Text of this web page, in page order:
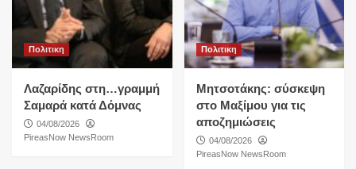
Πολιτικη
Λαζαρίδης στη…γραμμή
Σαμαρά κατά Δόμνας
04/08/2026
PireasNow NewsRoom
Πολιτικη
Μητσοτάκης: σύσκεψη
στο Μαξίμου για τις
αποζημιώσεις
04/08/2026
PireasNow NewsRoom